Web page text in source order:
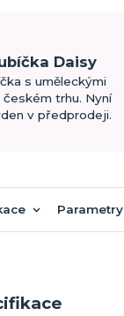
Daisy
s uměleckými
trhu. Nyní
v předprodeji.
Parametry